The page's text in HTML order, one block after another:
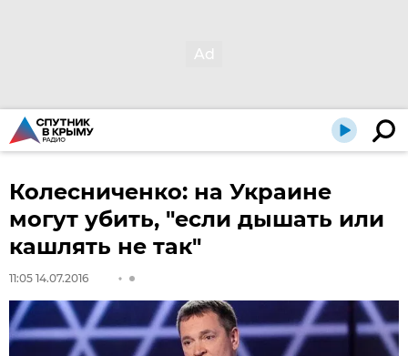
Колесниченко: на Украине
могут убить, "если дышать или
кашлять не так"
11:05 14.07.2016